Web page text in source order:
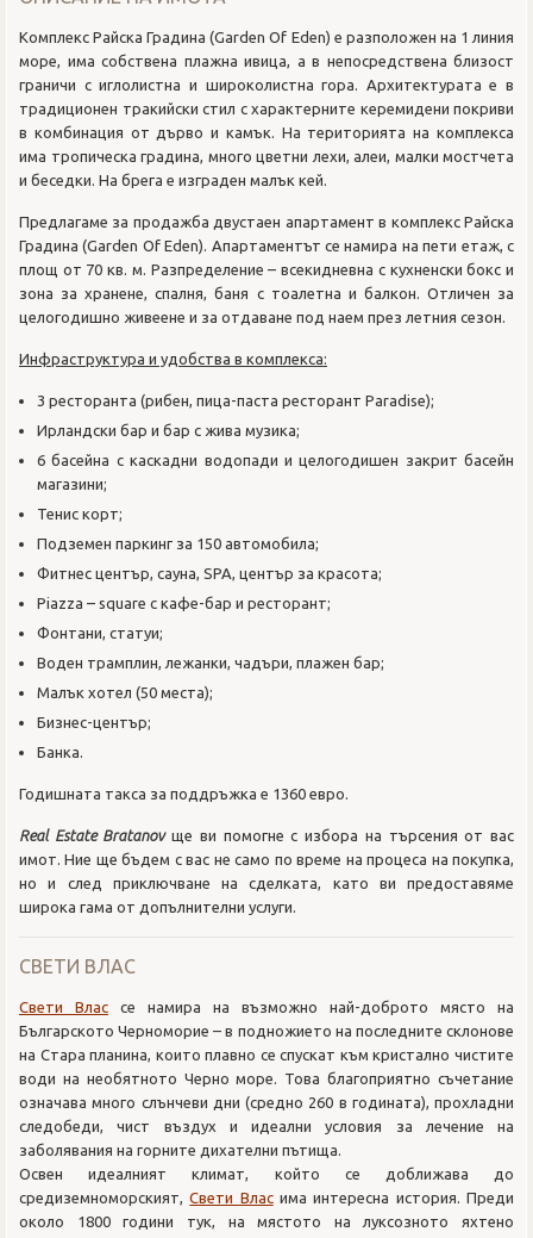
Комплекс Райска Градина (Garden Of Eden) е разположен на 1 линия
море, има собствена плажна ивица, а в непосредствена близост
граничи с иглолистна и широколистна гора. Архитектурата е в
традиционен тракийски стил с характерните керемидени покриви
в комбинация от дърво и камък. На територията на комплекса
има тропическа градина, много цветни лехи, алеи, малки мостчета
и беседки. На брега е изграден малък кей.
Предлагаме за продажба двустаен апартамент в комплекс Райска
Градина (Garden Of Eden). Апартаментът се намира на пети етаж, с
площ от 70 кв. м. Разпределение – всекидневна с кухненски бокс и
зона за хранене, спалня, баня с тоалетна и балкон. Отличен за
целогодишно живеене и за отдаване под наем през летния сезон.
Инфраструктура и удобства в комплекса:
3 ресторанта (рибен, пица-паста ресторант Paradise);
Ирландски бар и бар с жива музика;
6 басейна с каскадни водопади и целогодишен закрит басейн
магазини;
Тенис корт;
Подземен паркинг за 150 автомобила;
Фитнес център, сауна, SPA, център за красота;
Piazza – square с кафе-бар и ресторант;
Фонтани, статуи;
Воден трамплин, лежанки, чадъри, плажен бар;
Малък хотел (50 места);
Бизнес-център;
Банка.
Годишната такса за поддръжка е 1360 евро.
Real Estate Bratanovще ви помогне с избора на търсения от вас
имот. Ние ще бъдем с вас не само по време на процеса на покупка,
но и след приключване на сделката, като ви предоставяме
широка гама от допълнителни услуги.
СВЕТИ ВЛАС
Свети Влас се намира на възможно най-доброто място на
Българското Черноморие – в подножието на последните склонове
на Стара планина, които плавно се спускат към кристално чистите
води на необятното Черно море. Това благоприятно съчетание
означава много слънчеви дни (средно 260 в годината), прохладни
следобеди, чист въздух и идеални условия за лечение на
заболявания на горните дихателни пътища.
Освен идеалният климат, който се доближава до
средиземноморският,Свети Власима интересна история. Преди
около 1800 години тук, на мястото на луксозното яхтено